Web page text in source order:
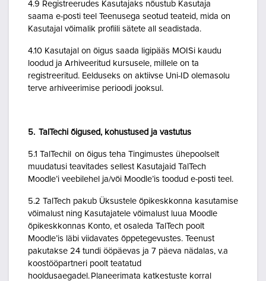
4.9 Registreerudes Kasutajaks nõustub Kasutaja
saama e-posti teel Teenusega seotud teateid, mida on
Kasutajal võimalik profiili sätete all seadistada.
4.10 Kasutajal on õigus saada ligipääs MOISi kaudu
loodud ja Arhiveeritud kursusele, millele on ta
registreeritud. Eelduseks on aktiivse Uni-ID olemasolu
terve arhiveerimise perioodi jooksul.
5. TalTechi õigused, kohustused ja vastutus
5.1 TalTechil on õigus teha Tingimustes ühepoolselt
muudatusi teavitades sellest Kasutajaid TalTech
Moodle’i veebilehel ja/või Moodle’is toodud e-posti teel.
5.2 TalTech pakub Üksustele õpikeskkonna kasutamise
võimalust ning Kasutajatele võimalust luua Moodle
õpikeskkonnas Konto, et osaleda TalTech poolt
Moodle’is läbi viidavates õppetegevustes. Teenust
pakutakse 24 tundi ööpäevas ja 7 päeva nädalas, v.a
koostööpartneri poolt teatatud
hooldusaegadel. Planeerimata katkestuste korral